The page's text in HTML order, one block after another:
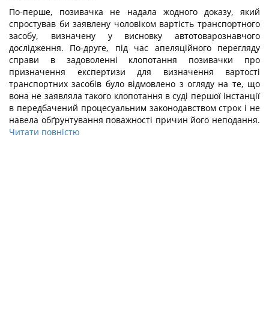
По-перше, позивачка не надала жодного доказу, який
спростував би заявлену чоловіком вартість транспортного
засобу, визначену у висновку автотоварознавчого
дослідження. По-друге, під час апеляційного перегляду
справи в задоволенні клопотання позивачки про
призначення експертизи для визначення вартості
транспортних засобів було відмовлено з огляду на те, що
вона не заявляла такого клопотання в суді першої інстанції
в передбачений процесуальним законодавством строк і не
навела обґрунтування поважності причин його неподання.
Читати повністю